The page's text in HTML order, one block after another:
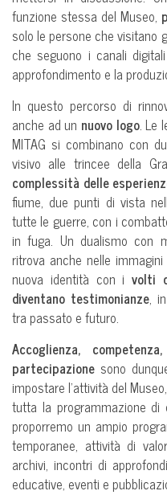
funzione stessa del Museo,
solo le persone che visitano
che seguono i canali
approfondimento e la
In questo percorso di
anche ad un nuovo logo. Le
MITAG si combinano con
visivo alle trincee della
complessità delle
fiume, due punti di vista
tutte le guerre, con i
in fuga. Un dualismo con
ritrova anche nelle
nuova identità con ivolti
diventano testimonianze,
tra passato e futuro.
Accoglienza,
partecipazione sono
impostare l’attività del
tutta la programmazione di
proporremo un ampio
temporanee, attività di
archivi, incontri di
educative, eventi e